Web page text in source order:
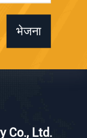
भेजना
Co., Ltd.